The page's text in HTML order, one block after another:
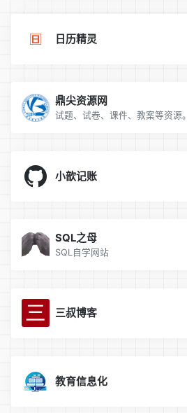
日历精灵
鼎尖资源网
试题、试卷、课件、教案等资源。
小歆记账
SQL之母
SQL自学网站
三叔博客
教育信息化